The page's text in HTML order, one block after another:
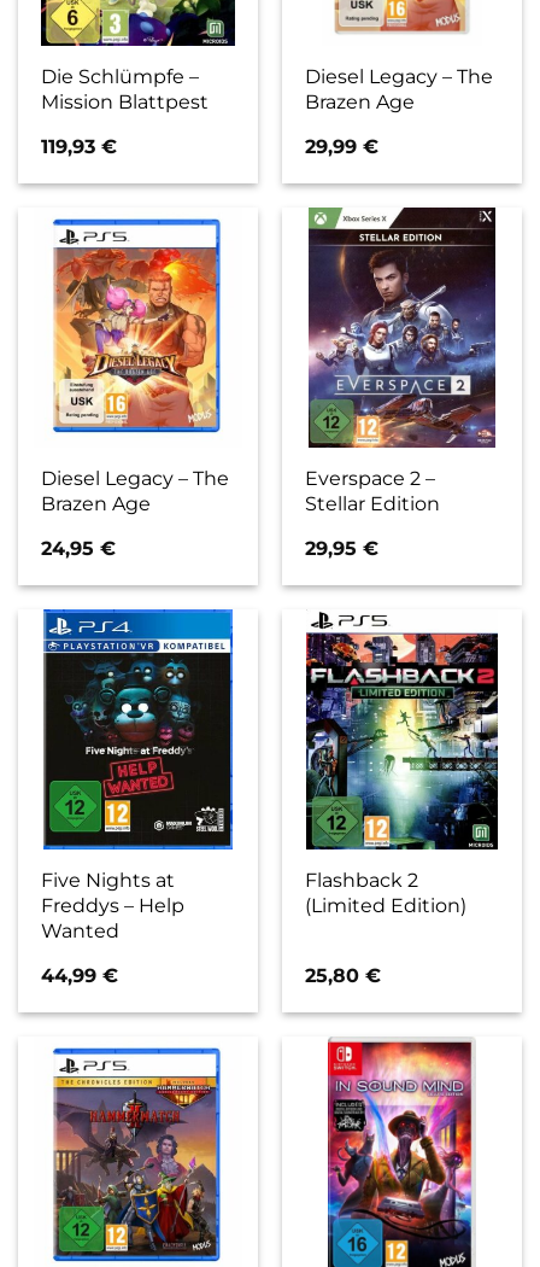
Die Schlümpfe –
Mission Blattpest
119,93€
Diesel Legacy – The
Brazen Age
29,99€
Diesel Legacy – The
Brazen Age
24,95€
Everspace 2 –
Stellar Edition
29,95€
Five Nights at
Freddys – Help
Wanted
44,99€
Flashback 2
(Limited Edition)
25,80€